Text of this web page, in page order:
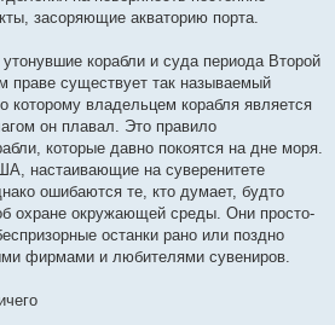
засоряющие акваторию порта.
корабли и суда периода Второй
праве существует так называемый
которому владельцем корабля является
он плавал. Это правило
которые давно покоятся на дне моря.
настаивающие на суверенитете
ошибаются те, кто думает, будто
охране окружающей среды. Они просто-
останки рано или поздно
фирмами и любителями сувениров.